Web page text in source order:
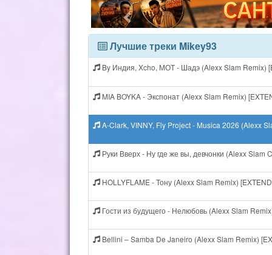
Лучшие треки Mikey93
By Индия, Xcho, МОТ - Шадэ (Alexx Slam Remix)
MIA BOYKA - Экспонат (Alexx Slam Remix)
A-Clark, VINNY, Fly Project - Musica 2026 (Alexx
Руки Вверх - Ну где же вы, девчонки (Alexx Slam
HOLLYFLAME - Тону (Alexx Slam Remix)
Гости из будущего - Нелюбовь (Alexx Slam
Bellini – Samba De Janeiro (Alexx Slam Remix)